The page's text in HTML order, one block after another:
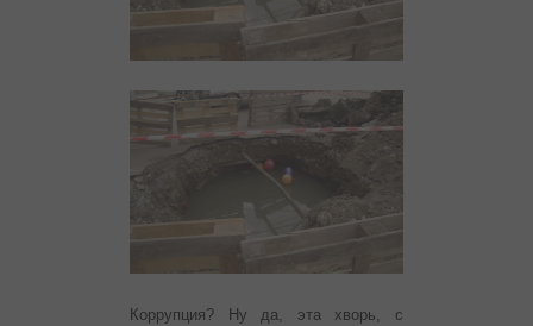
Коррупция? Ну да, эта хворь, с